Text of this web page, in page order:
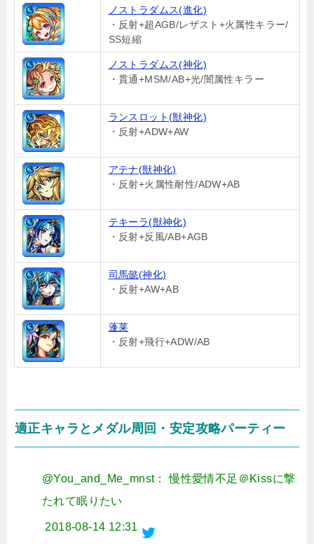
ノストラダムス(進化)
・反射+超AGB/レザスト+火属性キラー/
SS短縮
ノストラダムス(神化)
・貫通+MSM/AB+光/闇属性キラー
ランスロット(獣神化)
・反射+ADW+AW
アテナ(獣神化)
・反射+火属性耐性/ADW+AB
テキーラ(獣神化)
・反射+反風/AB+AGB
司馬懿(神化)
・反射+AW+AB
蓬莱
・反射+飛行+ADW/AB
適正キャラとメダル周回・安定攻略パーティー
@You_and_Me_mnst： 慢性愛情不足＠Kissに撃
たれて眠りたい
2018-08-14 12:31